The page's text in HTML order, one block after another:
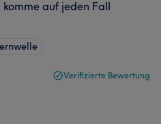
auf jeden Fall
Verifizierte Bewertung